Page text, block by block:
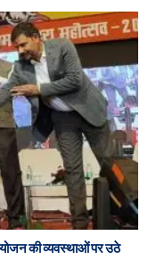
की व्यवस्थाओं पर उठे